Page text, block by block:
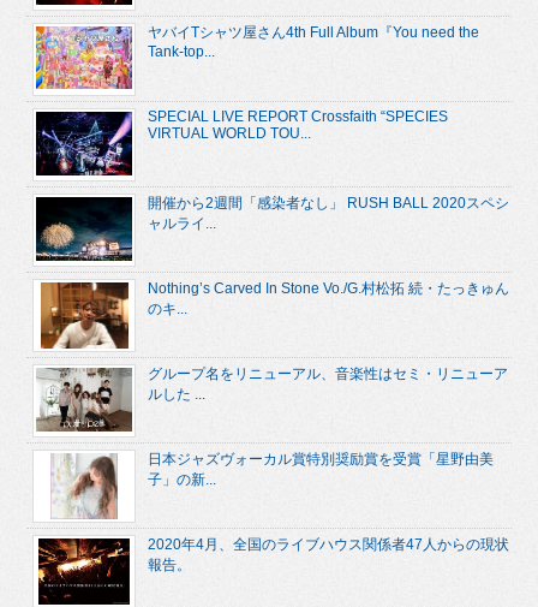
ヤバイTシャツ屋さん4th Full Album『You need the
Tank-top...
SPECIAL LIVE REPORT Crossfaith “SPECIES
VIRTUAL WORLD TOU...
開催から2週間「感染者なし」 RUSH BALL 2020スペシ
ャルライ...
Nothing’s Carved In Stone Vo./G.村松拓 続・たっきゅん
のキ...
グループ名をリニューアル、音楽性はセミ・リニューア
ルした ...
日本ジャズヴォーカル賞特別奨励賞を受賞「星野由美
子」の新...
2020年4月、全国のライブハウス関係者47人からの現状
報告。